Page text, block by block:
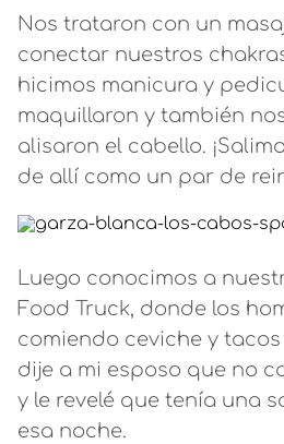
Nos trataron con un
conectar nuestros
hicimos manicura y
maquillaron y también
alisaron el cabello.
de allí como un par de
Luego conocimos a
Food Truck, donde los
comiendo ceviche y
dije a mi esposo que no
y le revelé que tenía una
esa noche.